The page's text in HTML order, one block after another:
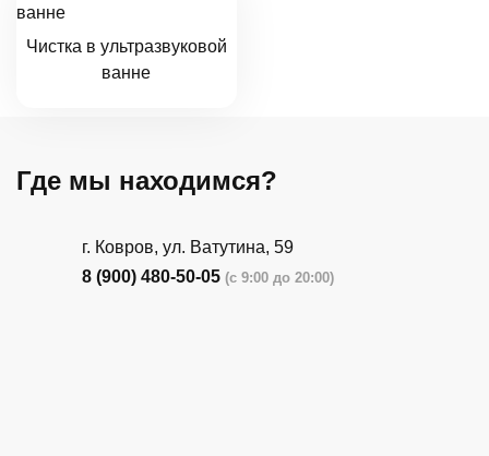
Чистка в ультразвуковой
ванне
Где мы находимся?
г. Ковров, ул. Ватутина, 59
8 (900) 480-50-05 (с 9:00 до 20:00)